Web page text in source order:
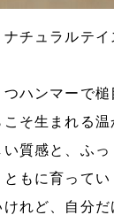
チュラルテ
ハンマーで
そ生まれる
質感と、ふ
もに育ってい
れど、自分